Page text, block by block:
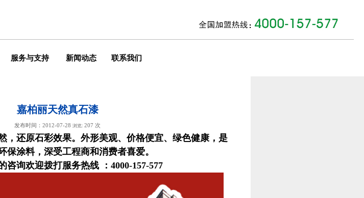
服务与支持 新闻动态 联系我们
嘉柏丽天然真石漆
发布时间：2012-07-28 浏览: 207 次
，还原石彩效果。外形美观、价格便宜、绿色健康，是
保涂料，深受工程商和消费者喜爱。
咨询欢迎拨打服务热线 ：4000-157-577